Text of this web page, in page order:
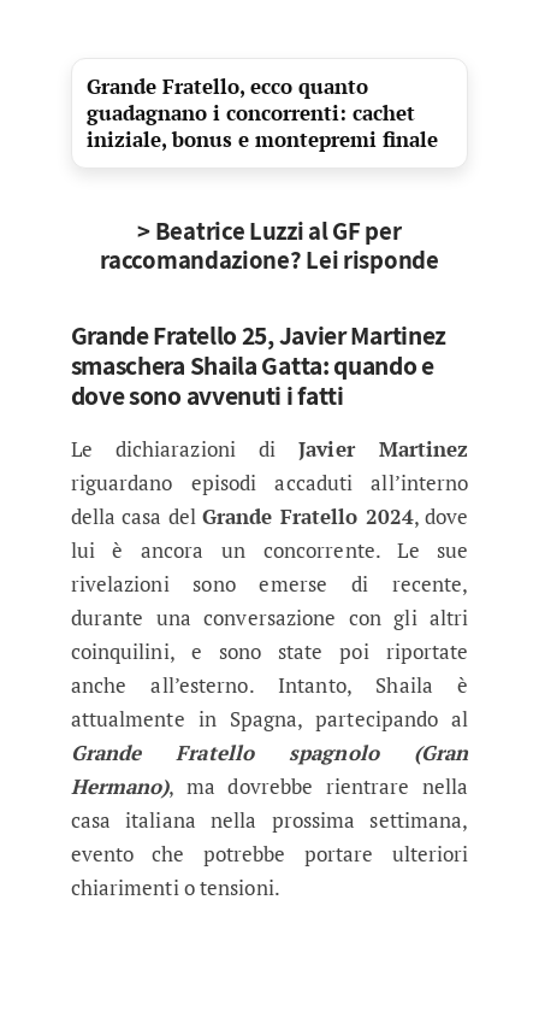
Grande Fratello, ecco quanto
guadagnano i concorrenti: cachet
iniziale, bonus e montepremi finale
> Beatrice Luzzi al GF per
raccomandazione? Lei risponde
Grande Fratello 25, Javier Martinez
smaschera Shaila Gatta: quando e
dove sono avvenuti i fatti
Le dichiarazioni diJavier Martinez
riguardano episodi accaduti all’interno
della casa del Grande Fratello 2024, dove
lui è ancora un concorrente. Le sue
rivelazioni sono emerse di recente,
durante una conversazione con gli altri
coinquilini, e sono state poi riportate
anche all’esterno. Intanto, Shaila è
attualmente in Spagna, partecipando al
Grande Fratello spagnolo (Gran
Hermano), ma dovrebbe rientrare nella
casa italiana nella prossima settimana,
evento che potrebbe portare ulteriori
chiarimenti o tensioni.